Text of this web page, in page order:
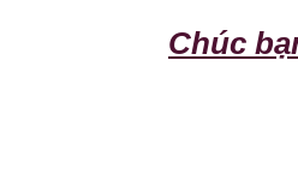
Chúc